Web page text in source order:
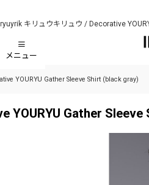
キリュウキリュウ / Decorative
メニュー
YOURYU Gather Sleeve Shirt (black gray)
Gather